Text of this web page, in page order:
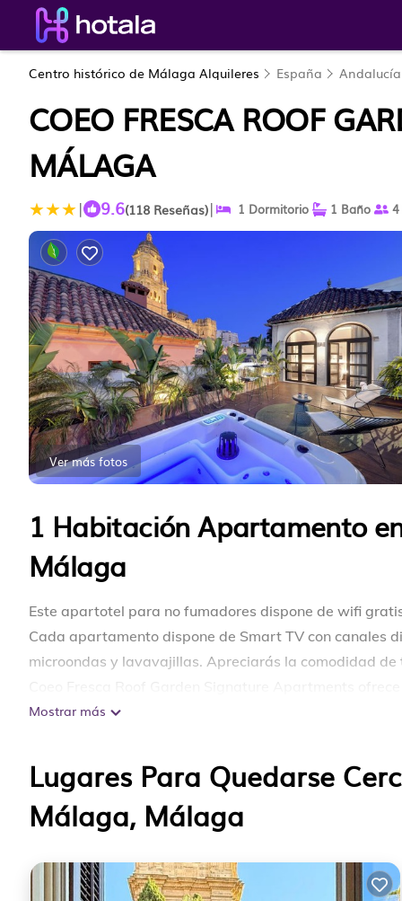
Centro histórico de Málaga Alquileres España Andalucía
COEO FRESCA ROOF
MÁLAGA
| 9.6(118 Reseñas)| 1 Dormitorio 1 Baño 4
Ver más fotos
1 Habitación Apartamento
Málaga
Este apartotel para no fumadores dispone de wifi
Cada apartamento dispone de Smart TV con canales
microondas y lavavajillas. Apreciarás la comodidad
agua gratuita. Estos alojamientos con mobiliario y
independiente y utensilios de cocina. Los baños están
de pelo.
Los huéspedes pueden navegar por la web gracias a
cortinas opacas. Se ofrece servicio de limpieza todos los
Mostrar más
Lugares Para Quedarse
Málaga, Málaga